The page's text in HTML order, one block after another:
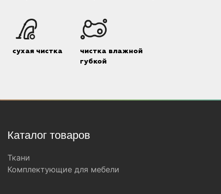
сухая чистка
чистка влажной
губкой
Каталог товаров
Ткани
Комплектующие для мебели